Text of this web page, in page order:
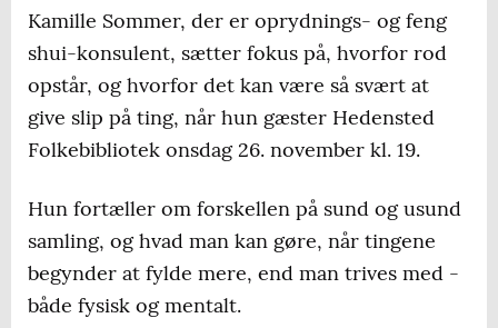
Kamille Sommer, der er oprydnings- og feng
shui-konsulent, sætter fokus på, hvorfor rod
opstår, og hvorfor det kan være så svært at
give slip på ting, når hun gæster Hedensted
Folkebibliotek onsdag 26. november kl. 19.
Hun fortæller om forskellen på sund og usund
samling, og hvad man kan gøre, når tingene
begynder at fylde mere, end man trives med -
både fysisk og mentalt.